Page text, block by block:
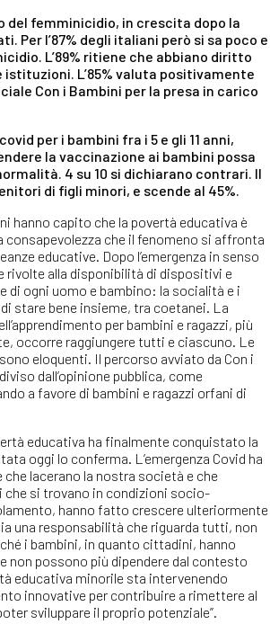
del femminicidio, in crescita dopo la
l’87% degli italiani però si sa poco e
L’89% ritiene che abbiano diritto
L’85% valuta positivamente
Con i Bambini per la presa in carico
per i bambini fra i 5 e gli 11 anni,
la vaccinazione ai bambini possa
4 su 10 si dichiarano contrari. Il
di figli minori, e scende al 45%.
hanno capito che la povertà educativa è
consapevolezza che il fenomeno si affronta
educative. Dopo l’emergenza in senso
rivolte alla disponibilità di dispositivi e
di ogni uomo e bambino: la socialità e i
stare bene insieme, tra coetanei. La
per bambini e ragazzi, più
occorre raggiungere tutti e ciascuno. Le
eloquenti. Il percorso avviato da Con i
dall’opinione pubblica, come
a favore di bambini e ragazzi orfani di
educativa ha finalmente conquistato la
oggi lo conferma. L’emergenza Covid ha
lacerano la nostra società e che
che si trovano in condizioni socio-
hanno fatto crescere ulteriormente
una responsabilità che riguarda tutti, non
i bambini, in quanto cittadini, hanno
non possono più dipendere dal contesto
educativa minorile sta intervenendo
innovative per contribuire a rimettere al
sviluppare il proprio potenziale”.